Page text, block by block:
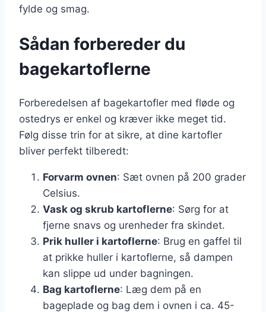
fylde og smag.
Sådan forbereder du
bagekartoflerne
Forberedelsen af bagekartofler med fløde og
ostedrys er enkel og kræver ikke meget tid.
Følg disse trin for at sikre, at dine kartofler
bliver perfekt tilberedt:
Forvarm ovnen: Sæt ovnen på 200 grader
Celsius.
Vask og skrub kartoflerne: Sørg for at
fjerne snavs og urenheder fra skindet.
Prik huller i kartoflerne: Brug en gaffel til
at prikke huller i kartoflerne, så dampen
kan slippe ud under bagningen.
Bag kartoflerne: Læg dem på en
bageplade og bag dem i ovnen i ca. 45-